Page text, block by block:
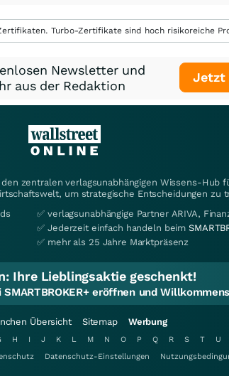
Turbo-Zertifikate sind hoch risikoreiche
Newsletter und
aus der Redaktion
Jetzt
zentralen verlagsunabhängigen Wissens-Hub
um strategische Entscheidungen zu
✅ verlagsunabhängige Partner ARIVA,
✅ Jederzeit einfach handeln beim
✅ mehr als 25 Jahre Marktpräsenz
Ihre Lieblingsaktie geschenkt!
eröffnen und
Übersicht Sitemap Werbung
H I J K L M N O P Q R S T U
Datenschutz-Einstellungen